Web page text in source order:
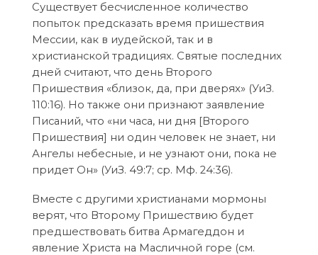
Существует бесчисленное количество
попыток предсказать время пришествия
Мессии, как в иудейской, так и в
христианской традициях. Святые последних
дней считают, что день Второго
Пришествия «близок, да, при дверях» (УиЗ.
110:16). Но также они признают заявление
Писаний, что «ни часа, ни дня [Второго
Пришествия] ни один человек не знает, ни
Ангелы небесные, и не узнают они, пока не
придет Он» (УиЗ. 49:7; ср. Мф. 24:36).
Вместе с другими христианами мормоны
верят, что Второму Пришествию будет
предшествовать битва Армагеддон и
явление Христа на Масличной горе (см.